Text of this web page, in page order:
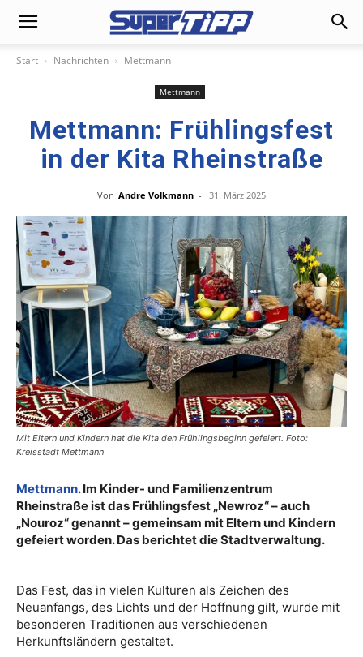
Start Nachrichten Mettmann
Mettmann
Mettmann: Frühlingsfest
in der Kita Rheinstraße
Von Andre Volkmann - 31. März 2025
Mit Eltern und Kindern hat die Kita den Frühlingsbeginn gefeiert. Foto:
Kreisstadt Mettmann
Mettmann. Im Kinder- und Familienzentrum
Rheinstraße ist das Frühlingsfest „Newroz“ – auch
„Nouroz“ genannt – gemeinsam mit Eltern und Kindern
gefeiert worden. Das berichtet die Stadtverwaltung.
Das Fest, das in vielen Kulturen als Zeichen des
Neuanfangs, des Lichts und der Hoffnung gilt, wurde mit
besonderen Traditionen aus verschiedenen
Herkunftsländern gestaltet.